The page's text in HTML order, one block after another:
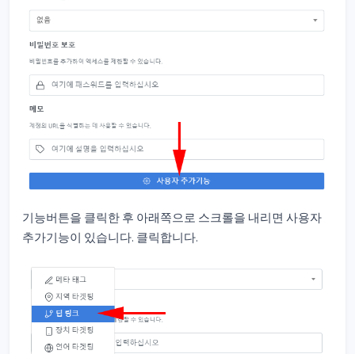
기능버튼을 클릭한 후 아래쪽으로 스크롤을 내리면 사용자
추가기능이 있습니다. 클릭합니다.